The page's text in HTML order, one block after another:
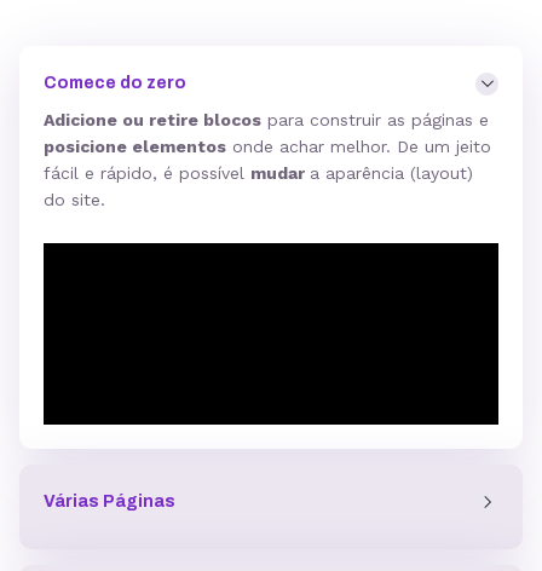
Comece do zero
Adicione ou retire blocos para construir as páginas e
posicione elementos onde achar melhor. De um jeito
fácil e rápido, é possível mudar a aparência (layout)
do site.
Várias Páginas